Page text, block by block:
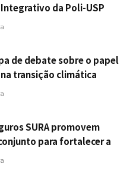
da Poli-USP
de debate sobre o papel
transição climática
SURA promovem
para fortalecer a
do Seguro